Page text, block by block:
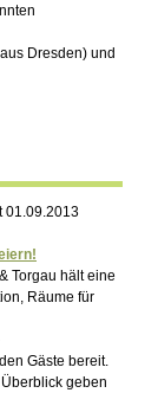
Dresden) und
01.09.2013
Torgau hält eine
Räume für
Gäste bereit.
geben